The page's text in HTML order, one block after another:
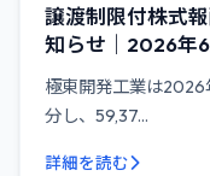
譲渡制限付株式
知らせ｜2026年
極東開発工業は
分し、59,37...
詳細を読む